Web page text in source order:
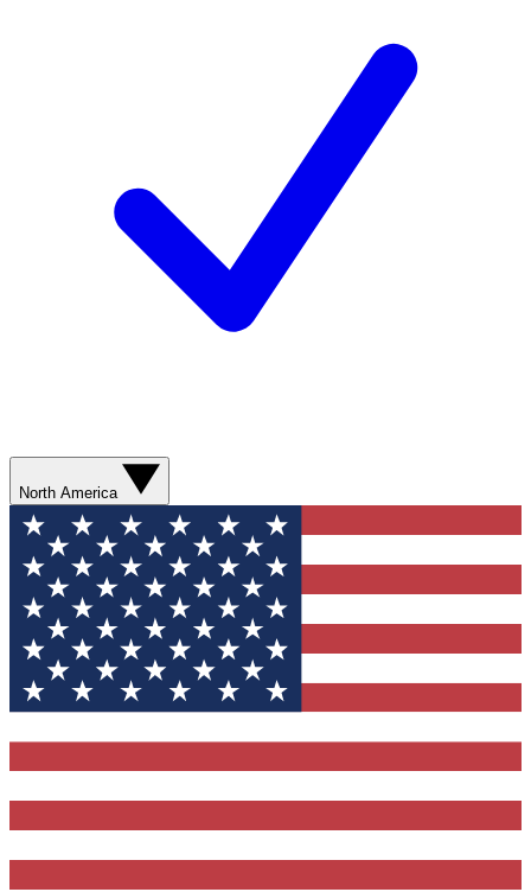
North America